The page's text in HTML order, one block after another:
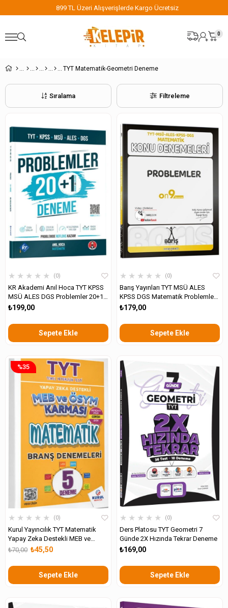
899 TL Üzeri Alışverişlerde Kargo Ücretsiz
0
TYT Matematik-Geometri Deneme
Filtreleme
Sıralama
★ ★ ★ ★ ★ 0
KR Akademi Anıl Hoca TYT KPSS
MSÜ ALES DGS Problemler 20+1
Deneme
₺199,00
Sepete Ekle
★ ★ ★ ★ ★ 0
Barış Yayınları TYT MSÜ ALES
KPSS DGS Matematik Problemler
Konu Denemeleri
₺179,00
Sepete Ekle
★ ★ ★ ★ ★ 0
Kurul Yayıncılık TYT Matematik
Yapay Zeka Destekli MEB ve
ÖSYM Karması 5 li Branş
₺45,50
₺70,00
Sepete Ekle
%35
★ ★ ★ ★ ★ 0
Ders Platosu TYT Geometri 7
Günde 2X Hızında Tekrar Deneme
₺169,00
Sepete Ekle